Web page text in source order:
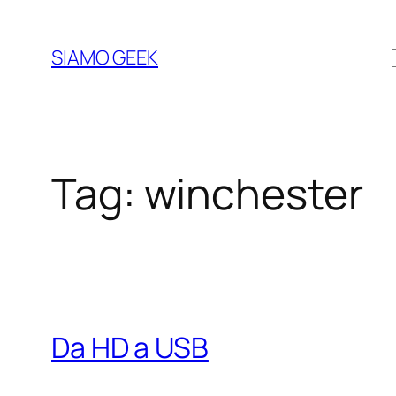
contenuto
SIAMO GEEK
Tag: winchester
Da HD a USB